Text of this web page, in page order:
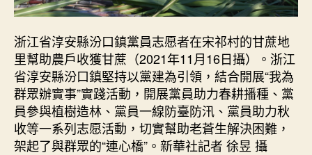
浙江省淳安縣汾口鎮黨員志愿者在宋祁村的甘蔗地
里幫助農戶收獲甘蔗（2021年11月16日攝）。浙江
省淳安縣汾口鎮堅持以黨建為引領，結合開展“我為
群眾辦實事”實踐活動，開展黨員助力春耕播種、黨
員參與植樹造林、黨員一線防臺防汛、黨員助力秋
收等一系列志愿活動，切實幫助老蒼生解決困難，
架起了與群眾的“連心橋”。新華社記者 徐昱 攝